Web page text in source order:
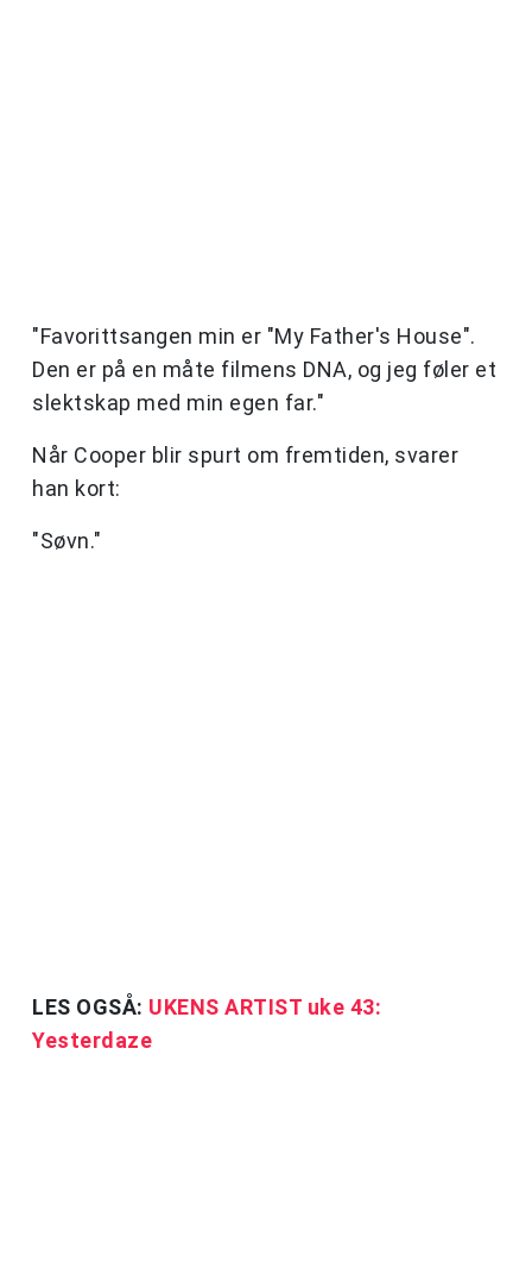
"Favorittsangen min er "My Father's House".
Den er på en måte filmens DNA, og jeg føler et
slektskap med min egen far."
Når Cooper blir spurt om fremtiden, svarer
han kort:
"Søvn."
LES OGSÅ: UKENS ARTIST uke 43:
Yesterdaze